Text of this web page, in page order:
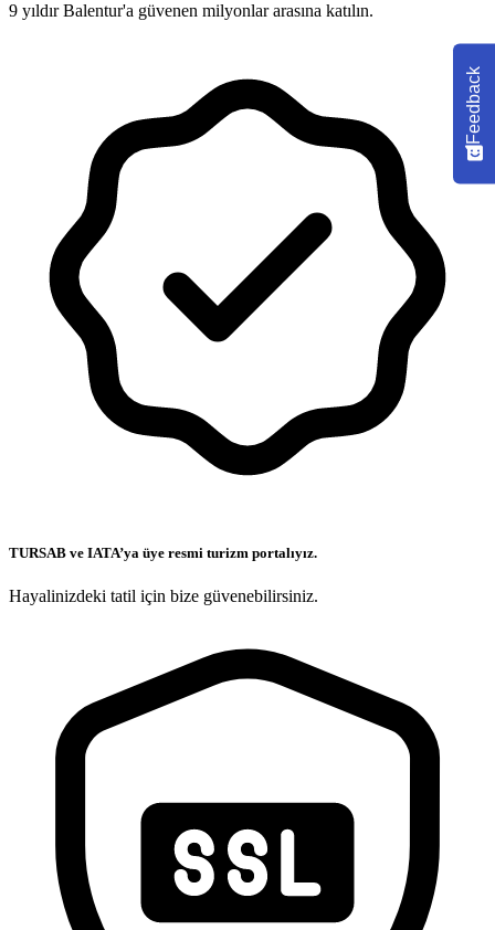
9 yıldır Balentur'a güvenen milyonlar arasına katılın.
TURSAB ve IATA’ya üye resmi turizm portalıyız.
Hayalinizdeki tatil için bize güvenebilirsiniz.
Feedback